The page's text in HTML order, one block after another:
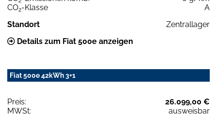
CO2-Klasse
A
Standort
Zentrallager
Details zum Fiat 500e anzeigen
Fiat 500e 42kWh 3+1
Preis:
26.099,00 €
MWSt:
ausweisbar